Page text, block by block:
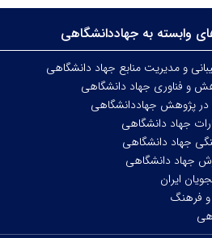
وابسته به جهاددانشگاهی
و مدیریت منابع جهاد دانشگاهی
و فناوری جهاد دانشگاهی
در پژوهش جهاددانشگاهی
جهاد دانشگاهی
جهاد دانشگاهی
جهاد دانشگاهی
ایران
و فرهنگ